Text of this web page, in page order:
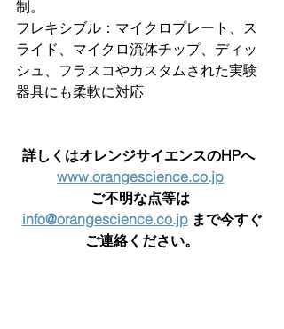
制。
フレキシブル：マイクロプレート、ス
ライド、マイクロ流体チップ、ディッ
シュ、フラスコやカスタムされた実験
器具にも柔軟に対応
詳しくはオレンジサイエンスのHPへ
www.orangescience.co.jp
ご不明な点等は
info@orangescience.co.jp まで今すぐ
ご連絡ください。